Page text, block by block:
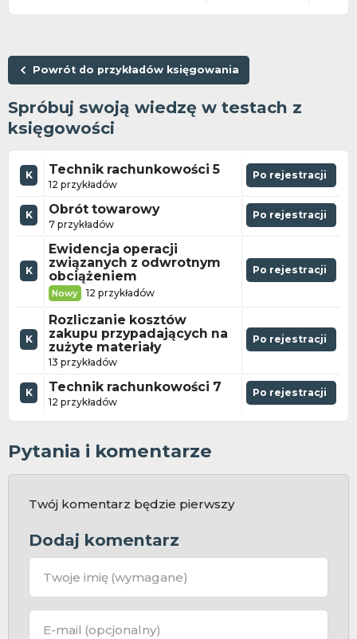
Powrót do przykładów księgowania
Spróbuj swoją wiedzę w testach z
księgowości
K Technik rachunkowości 5
12 przykładów
Po rejestracji
K Obrót towarowy
7 przykładów
Po rejestracji
K
Ewidencja operacji
związanych z odwrotnym
obciążeniem
Nowy 12 przykładów
Po rejestracji
K
Rozliczanie kosztów
zakupu przypadających na
zużyte materiały
13 przykładów
Po rejestracji
K Technik rachunkowości 7
12 przykładów
Po rejestracji
Pytania i komentarze
Twój komentarz będzie pierwszy
Dodaj komentarz
Twoje imię (wymagane)
E-mail (opcjonalny)